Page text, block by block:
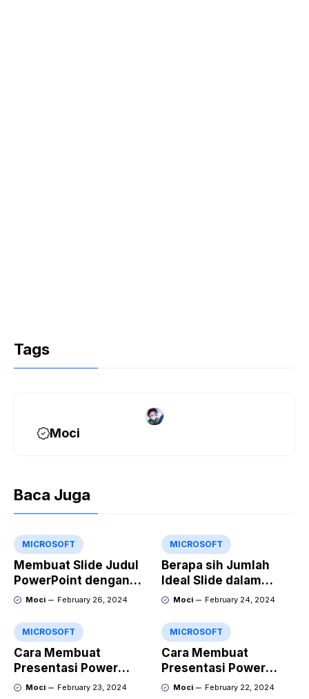
Tags
Moci
Baca Juga
MICROSOFT
Membuat Slide Judul
PowerPoint dengan
Video Animasi
Moci February 26, 2024
MICROSOFT
Berapa sih Jumlah
Ideal Slide dalam
Sebuah Materi Power
Moci February 24, 2024
MICROSOFT
Cara Membuat
Presentasi Power
Point yang Keren
Moci February 23, 2024
MICROSOFT
Cara Membuat
Presentasi Power
Point yang Menarik
Moci February 22, 2024